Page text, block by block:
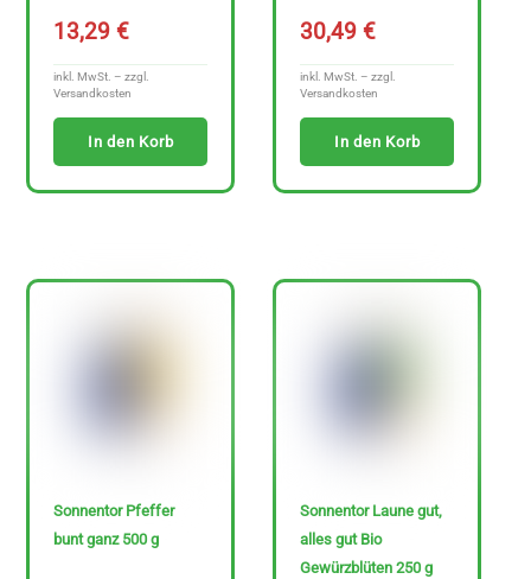
13,29€
inkl. MwSt. – zzgl.
Versandkosten
In den Korb
30,49€
inkl. MwSt. – zzgl.
Versandkosten
In den Korb
Sonnentor Pfeffer
bunt ganz 500 g
Sonnentor Laune gut,
alles gut Bio
Gewürzblüten 250 g